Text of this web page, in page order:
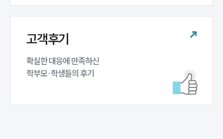
고객후기
확실한 대응에 만족하신
학부모·학생들의 후기